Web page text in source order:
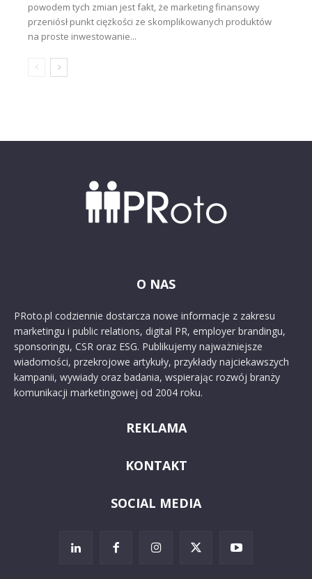
powodem tych zmian jest fakt, że marketing finansowy
przeniósł punkt ciężkości ze skomplikowanych produktów
na proste inwestowanie...
O NAS
PRoto.pl codziennie dostarcza nowe informacje z zakresu
marketingu i public relations, digital PR, employer brandingu,
sponsoringu, CSR oraz ESG. Publikujemy najważniejsze
wiadomości, przekrojowe artykuły, przykłady najciekawszych
kampanii, wywiady oraz badania, wspierając rozwój branży
komunikacji marketingowej od 2004 roku.
REKLAMA
KONTAKT
SOCIAL MEDIA